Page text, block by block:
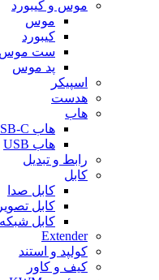
موس و کیبورد
موس
کیبورد
ست موس
پد موس
اسپیکر
هدست
هاب
هاب USB-C
هاب USB
رابط و تبدیل
کابل
کابل صدا
کابل تصویر
کابل شبکه
Extender
کولپد و استند
کیف و کاور